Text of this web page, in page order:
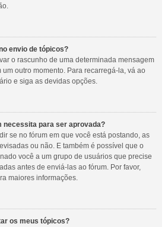
envio de tópicos?
o rascunho de uma determinada mensagem
outro momento. Para recarregá-la, vá ao
e siga as devidas opções.
necessita para ser aprovada?
se no fórum em que você está postando, as
ou não. E também é possível que o
você a um grupo de usuários que precise
antes de enviá-las ao fórum. Por favor,
maiores informações.
os meus tópicos?